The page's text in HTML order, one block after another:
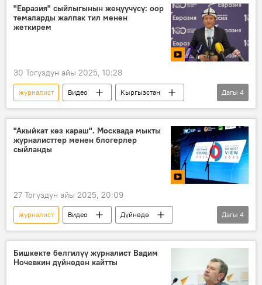
жаза
"Евразия" сыйлыгынын жеңүүчүсү: оор
темаларды жалпак тил менен
жеткирем
30 Тогуздун айы 2025, 10:28
журналист Видео
Кыргызстан
Евразия
сынак
жеңиш
сыйлык
Дагы 4
"Акыйкат көз караш". Москвада мыкты
журналисттер менен блогерлер
сыйланды
27 Тогуздун айы 2025, 20:09
журналист Видео
Дүйнөдө
Россия
Москва
блогер
сынак
Дагы 4
Бишкекте белгилүү журналист Вадим
Ночевкин дүйнөдөн кайтты